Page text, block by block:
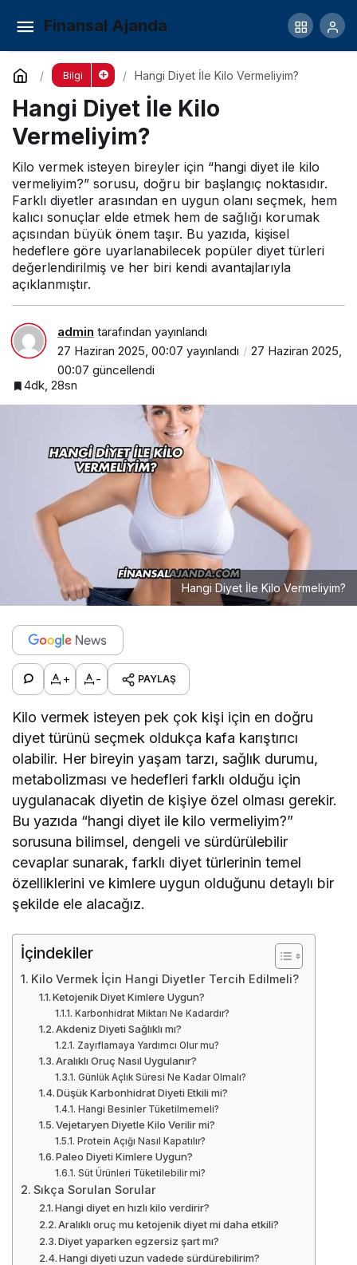
Finansal Ajanda
Bilgi Hangi Diyet İle Kilo Vermeliyim?
Hangi Diyet İle Kilo
Vermeliyim?
Kilo vermek isteyen bireyler için “hangi diyet ile kilo
vermeliyim?” sorusu, doğru bir başlangıç noktasıdır.
Farklı diyetler arasından en uygun olanı seçmek, hem
kalıcı sonuçlar elde etmek hem de sağlığı korumak
açısından büyük önem taşır. Bu yazıda, kişisel
hedeflere göre uyarlanabilecek popüler diyet türleri
değerlendirilmiş ve her biri kendi avantajlarıyla
açıklanmıştır.
admin tarafından yayınlandı
27 Haziran 2025, 00:07 yayınlandı
27 Haziran 2025,
00:07 güncellendi
4dk, 28sn
Hangi Diyet İle Kilo Vermeliyim?
+ - PAYLAŞ
Kilo vermek isteyen pek çok kişi için en doğru
diyet türünü seçmek oldukça kafa karıştırıcı
olabilir. Her bireyin yaşam tarzı, sağlık durumu,
metabolizması ve hedefleri farklı olduğu için
uygulanacak diyetin de kişiye özel olması gerekir.
Bu yazıda “hangi diyet ile kilo vermeliyim?”
sorusuna bilimsel, dengeli ve sürdürülebilir
cevaplar sunarak, farklı diyet türlerinin temel
özelliklerini ve kimlere uygun olduğunu detaylı bir
şekilde ele alacağız.
İçindekiler
Kilo Vermek İçin Hangi Diyetler Tercih Edilmeli?
Ketojenik Diyet Kimlere Uygun?
Karbonhidrat Miktarı Ne Kadardır?
Akdeniz Diyeti Sağlıklı mı?
Zayıflamaya Yardımcı Olur mu?
Aralıklı Oruç Nasıl Uygulanır?
Günlük Açlık Süresi Ne Kadar Olmalı?
Düşük Karbonhidrat Diyeti Etkili mi?
Hangi Besinler Tüketilmemeli?
Vejetaryen Diyetle Kilo Verilir mi?
Protein Açığı Nasıl Kapatılır?
Paleo Diyeti Kimlere Uygun?
Süt Ürünleri Tüketilebilir mi?
Sıkça Sorulan Sorular
Hangi diyet en hızlı kilo verdirir?
Aralıklı oruç mu ketojenik diyet mi daha etkili?
Diyet yaparken egzersiz şart mı?
Hangi diyeti uzun vadede sürdürebilirim?
Kilo Kontrolü Nasıl Yapılır?
Yorum Yap